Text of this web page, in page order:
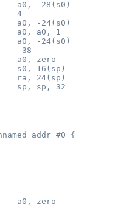
a0, -28(s0)
4
a0, -24(s0)
a0, a0, 1
a0, -24(s0)
-38
a0, zero
s0, 16(sp)
ra, 24(sp)
sp, sp, 32
#0 {